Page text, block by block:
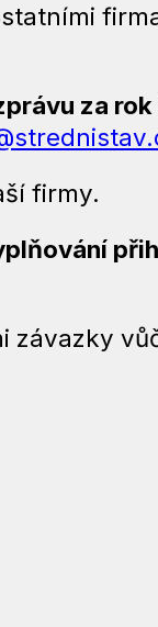
za
firmy.
závazky